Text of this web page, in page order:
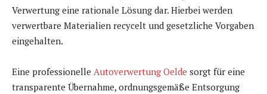
Verwertung eine rationale Lösung dar. Hierbei werden
verwertbare Materialien recycelt und gesetzliche Vorgaben
eingehalten.
Eine professionelle Autoverwertung Oelde sorgt für eine
transparente Übernahme, ordnungsgemäße Entsorgung